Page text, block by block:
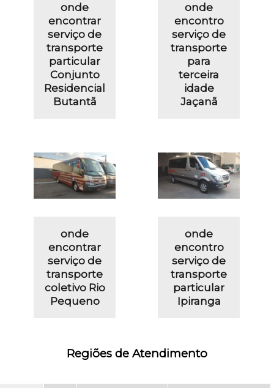
onde
encontrar
serviço de
transporte
particular
Conjunto
Residencial
Butantã
onde
encontro
serviço de
transporte
para
terceira
idade
Jaçanã
onde
encontrar
serviço de
transporte
coletivo Rio
Pequeno
onde
encontro
serviço de
transporte
particular
Ipiranga
Regiões de Atendimento